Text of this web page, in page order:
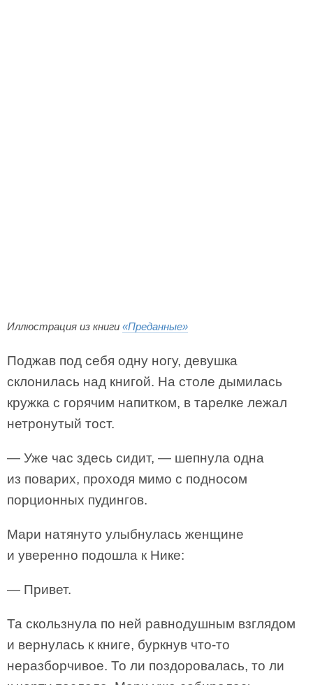
Иллюстрация из книги «Преданные»
Поджав под себя одну ногу, девушка
склонилась над книгой. На столе дымилась
кружка с горячим напитком, в тарелке лежал
нетронутый тост.
— Уже час здесь сидит, — шепнула одна
из поварих, проходя мимо с подносом
порционных пудингов.
Мари натянуто улыбнулась женщине
и уверенно подошла к Нике:
— Привет.
Та скользнула по ней равнодушным взглядом
и вернулась к книге, буркнув что-то
неразборчивое. То ли поздоровалась, то ли